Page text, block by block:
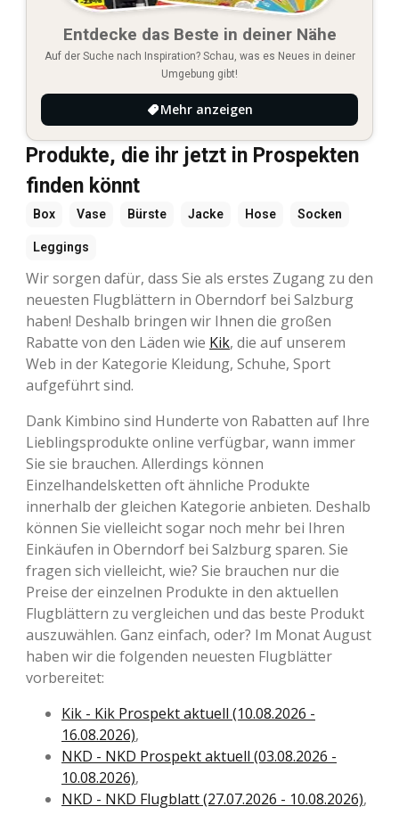
Entdecke das Beste in deiner Nähe
Auf der Suche nach Inspiration? Schau, was es Neues in deiner
Umgebung gibt!
Mehr anzeigen
Produkte, die ihr jetzt in Prospekten
finden könnt
Box Vase Bürste Jacke Hose Socken
Leggings
Wir sorgen dafür, dass Sie als erstes Zugang zu den
neuesten Flugblättern in Oberndorf bei Salzburg
haben! Deshalb bringen wir Ihnen die großen
Rabatte von den Läden wie Kik, die auf unserem
Web in der Kategorie Kleidung, Schuhe, Sport
aufgeführt sind.
Dank Kimbino sind Hunderte von Rabatten auf Ihre
Lieblingsprodukte online verfügbar, wann immer
Sie sie brauchen. Allerdings können
Einzelhandelsketten oft ähnliche Produkte
innerhalb der gleichen Kategorie anbieten. Deshalb
können Sie vielleicht sogar noch mehr bei Ihren
Einkäufen in Oberndorf bei Salzburg sparen. Sie
fragen sich vielleicht, wie? Sie brauchen nur die
Preise der einzelnen Produkte in den aktuellen
Flugblättern zu vergleichen und das beste Produkt
auszuwählen. Ganz einfach, oder? Im Monat August
haben wir die folgenden neuesten Flugblätter
vorbereitet:
Kik - Kik Prospekt aktuell (10.08.2026 -
16.08.2026),
NKD - NKD Prospekt aktuell (03.08.2026 -
10.08.2026),
NKD - NKD Flugblatt (27.07.2026 - 10.08.2026),